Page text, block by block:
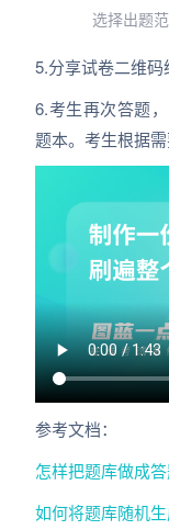
选择出题
5.分享试卷二维码
6.考生再次答题
题本。考生根据需
参考文档：
怎样把题库做成
如何将题库随机